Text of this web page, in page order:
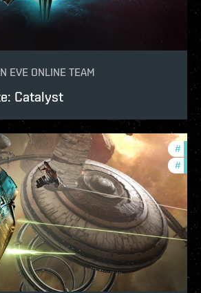
EVE ONLINE TEAM
Catalyst
#
#